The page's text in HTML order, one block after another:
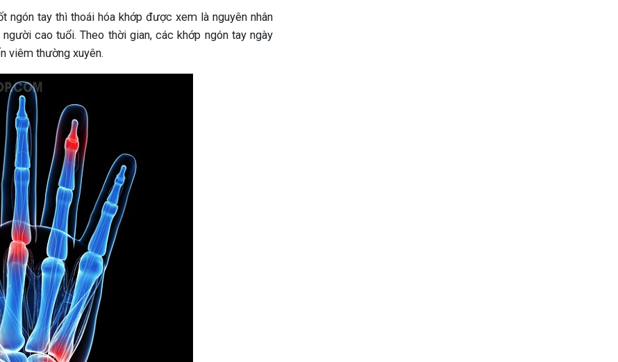
ngón tay thì thoái hóa khớp được xem là nguyên nhân
cao tuổi. Theo thời gian, các khớp ngón tay ngày
viêm thường xuyên.